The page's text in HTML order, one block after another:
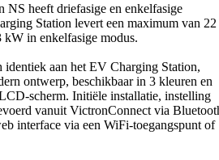
heeft driefasige en enkelfasige
Station levert een maximum van 22
in enkelfasige modus.
identiek aan het EV Charging Station,
ontwerp, beschikbaar in 3 kleuren en
scherm. Initiële installatie, instelling
vanuit VictronConnect via
interface via een WiFi-toegangspunt of